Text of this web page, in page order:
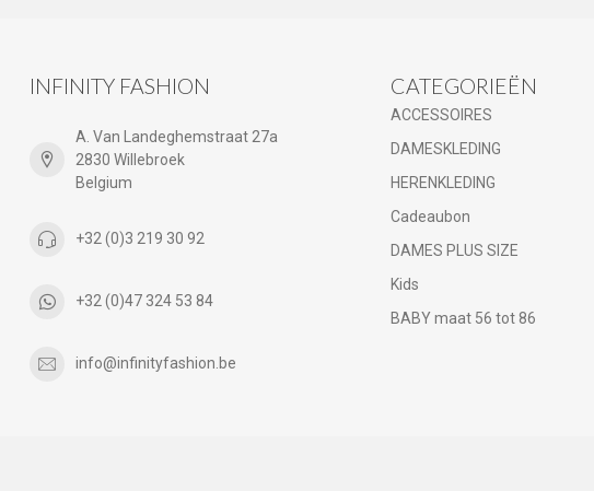
INFINITY FASHION
A. Van Landeghemstraat 27a
2830 Willebroek
Belgium
+32 (0)3 219 30 92
+32 (0)47 324 53 84
info@infinityfashion.be
CATEGORIEËN
ACCESSOIRES
DAMESKLEDING
HERENKLEDING
Cadeaubon
DAMES PLUS SIZE
Kids
BABY maat 56 tot 86